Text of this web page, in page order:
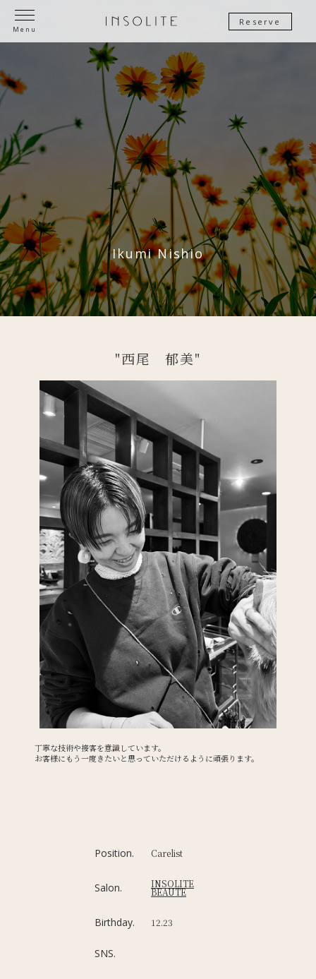
Menu
Reserve
Ikumi Nishio
"西尾 郁美"
丁寧な技術や接客を意識しています。
お客様にもう一度きたいと思っていただけるように頑張ります。
Position. Carelist
Salon. INSOLITE
BEAUTE
Birthday. 12.23
SNS.